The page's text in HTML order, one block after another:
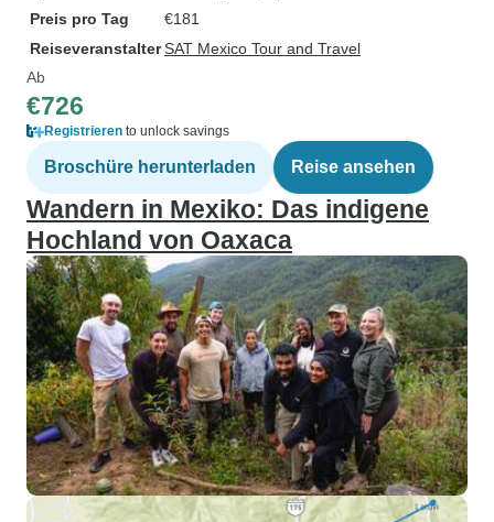
Preis pro Tag
€181
ReiseveranstalterSAT Mexico Tour and Travel
Ab
€726
Registrieren to unlock savings
Broschüre herunterladen Reise ansehen
Wandern in Mexiko: Das indigene
Hochland von Oaxaca